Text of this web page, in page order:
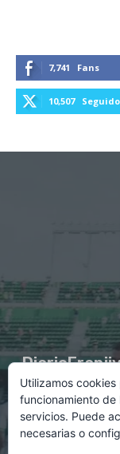
7,741 Fans
10,507
Utilizamos
funcionamiento de
servicios. Puede
necesarias o